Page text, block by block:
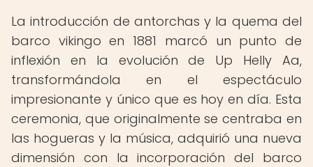
La introducción de antorchas y la quema del
barco vikingo en 1881 marcó un punto de
inflexión en la evolución de Up Helly Aa,
transformándola en el espectáculo
impresionante y único que es hoy en día. Esta
ceremonia, que originalmente se centraba en
las hogueras y la música, adquirió una nueva
dimensión con la incorporación del barco